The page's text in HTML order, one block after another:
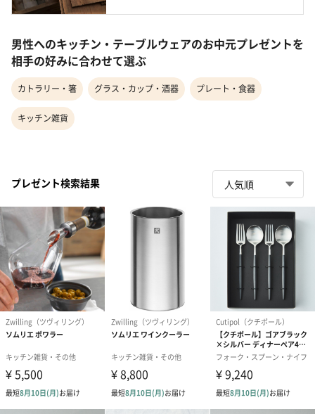
男性へのキッチン・テーブルウェアのお中元プレゼントを
相手の好みに合わせて選ぶ
カトラリー・箸 グラス・カップ・酒器 プレート・食器
キッチン雑貨
プレゼント検索結果